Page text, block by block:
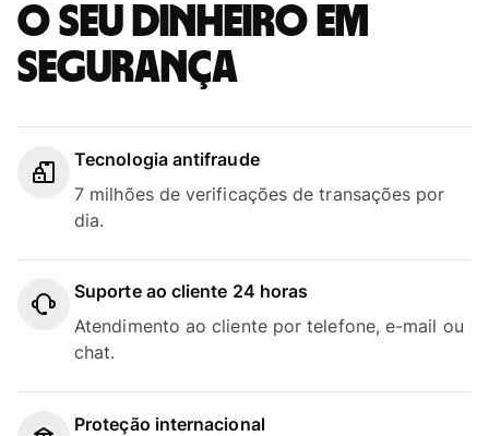
O seu dinheiro em
segurança
Tecnologia antifraude
7 milhões de verificações de transações por
dia.
Suporte ao cliente 24 horas
Atendimento ao cliente por telefone, e-mail ou
chat.
Proteção internacional